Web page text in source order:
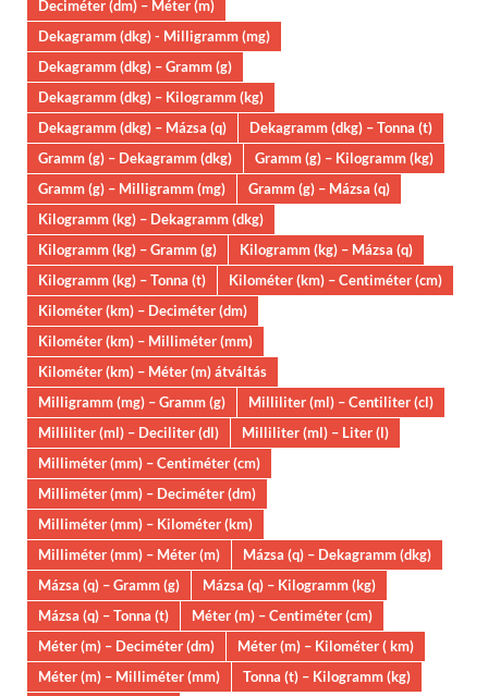
Deciméter (dm) – Méter (m)
Dekagramm (dkg) - Milligramm (mg)
Dekagramm (dkg) – Gramm (g)
Dekagramm (dkg) – Kilogramm (kg)
Dekagramm (dkg) – Mázsa (q)
Dekagramm (dkg) – Tonna (t)
Gramm (g) – Dekagramm (dkg)
Gramm (g) – Kilogramm (kg)
Gramm (g) – Milligramm (mg)
Gramm (g) – Mázsa (q)
Kilogramm (kg) – Dekagramm (dkg)
Kilogramm (kg) – Gramm (g)
Kilogramm (kg) – Mázsa (q)
Kilogramm (kg) – Tonna (t)
Kilométer (km) – Centiméter (cm)
Kilométer (km) – Deciméter (dm)
Kilométer (km) – Milliméter (mm)
Kilométer (km) – Méter (m) átváltás
Milligramm (mg) – Gramm (g)
Milliliter (ml) – Centiliter (cl)
Milliliter (ml) – Deciliter (dl)
Milliliter (ml) – Liter (l)
Milliméter (mm) – Centiméter (cm)
Milliméter (mm) – Deciméter (dm)
Milliméter (mm) – Kilométer (km)
Milliméter (mm) – Méter (m)
Mázsa (q) – Dekagramm (dkg)
Mázsa (q) – Gramm (g)
Mázsa (q) – Kilogramm (kg)
Mázsa (q) – Tonna (t)
Méter (m) – Centiméter (cm)
Méter (m) – Deciméter (dm)
Méter (m) – Kilométer ( km)
Méter (m) – Milliméter (mm)
Tonna (t) – Kilogramm (kg)